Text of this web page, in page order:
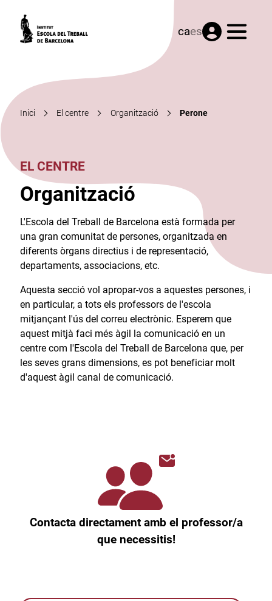
caes Menú
Inici El centre Organització Perone
EL CENTRE
Organització
L'Escola del Treball de Barcelona està formada per
una gran comunitat de persones, organitzada en
diferents òrgans directius i de representació,
departaments, associacions, etc.​
Aquesta secció vol apropar-vos a aquestes persones, i
en particular, a tots els professors de l'escola
mitjançant l'ús del correu electrònic. Esperem que
aquest mitjà faci més àgil la comunicació en un
centre com l'Escola del Treball de Barcelona que, per
les seves grans dimensions, es pot beneficiar molt
d'aquest àgil canal de comunicació.​
Contacta directament amb el professor/a
que necessitis!